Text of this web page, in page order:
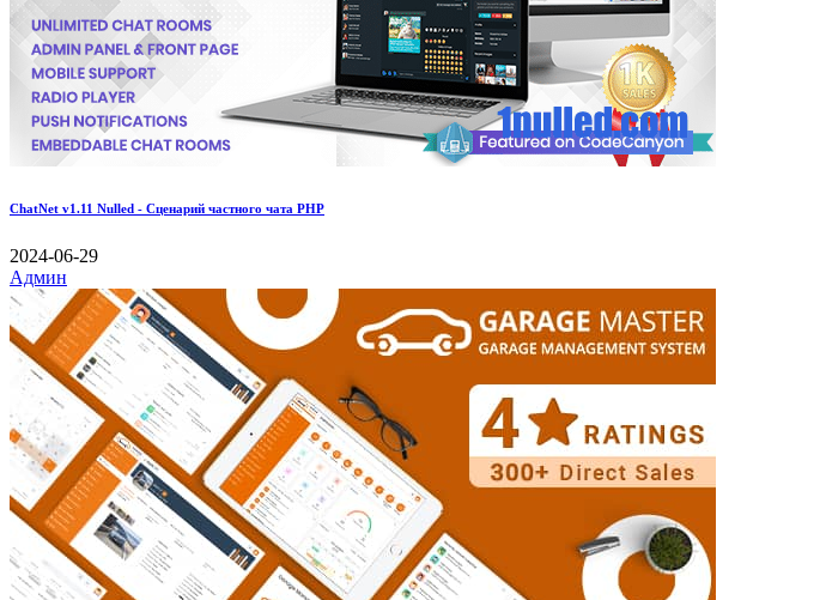
ChatNet v1.11 Nulled - Сценарий частного чата PHP
2024-06-29
Админ